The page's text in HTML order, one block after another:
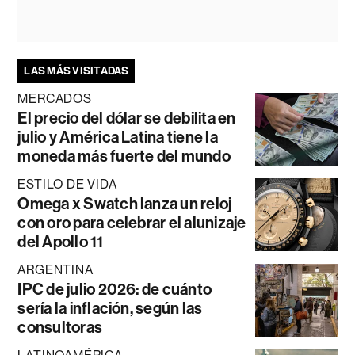
LAS MÁS VISITADAS
MERCADOS
El precio del dólar se debilita en
julio y América Latina tiene la
moneda más fuerte del mundo
ESTILO DE VIDA
Omega x Swatch lanza un reloj
con oro para celebrar el alunizaje
del Apollo 11
ARGENTINA
IPC de julio 2026: de cuánto
sería la inflación, según las
consultoras